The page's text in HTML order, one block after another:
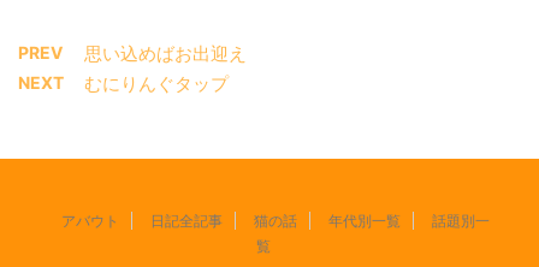
PREV 思い込めばお出迎え
NEXT むにりんぐタップ
アバウト 日記全記事 猫の話 年代別一覧
話題別一
覧